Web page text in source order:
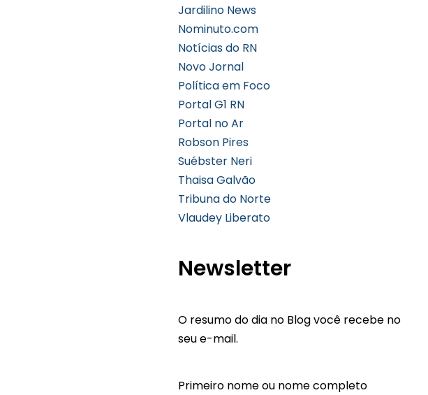
Jardilino News
Nominuto.com
Notícias do RN
Novo Jornal
Política em Foco
Portal G1 RN
Portal no Ar
Robson Pires
Suébster Neri
Thaisa Galvão
Tribuna do Norte
Vlaudey Liberato
Newsletter
O resumo do dia no Blog você recebe no
seu e-mail.
Primeiro nome ou nome completo